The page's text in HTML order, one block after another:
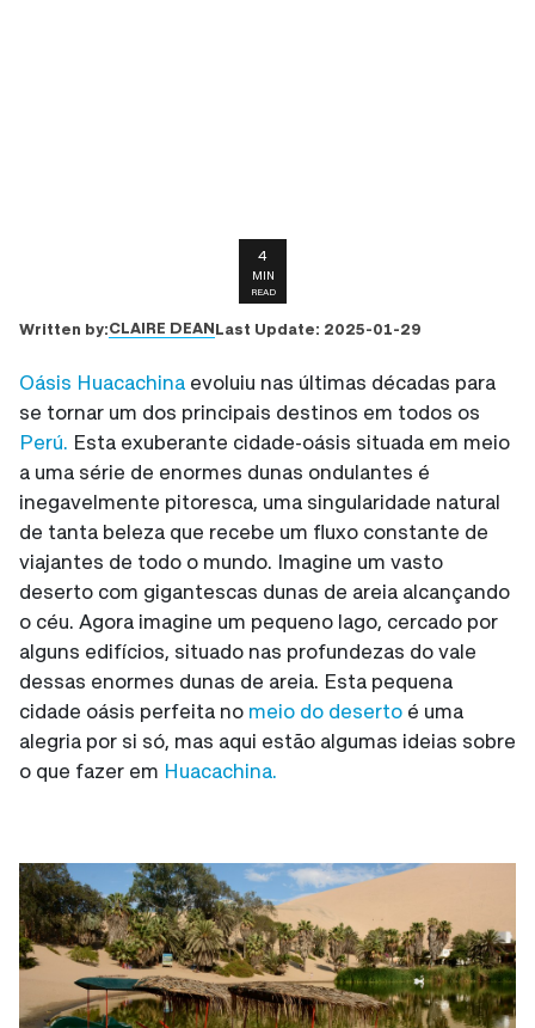
4
MIN
READ
Written by:CLAIRE DEANLast Update: 2025-01-29
Oásis Huacachina evoluiu nas últimas décadas para
se tornar um dos principais destinos em todos os
Perú. Esta exuberante cidade-oásis situada em meio
a uma série de enormes dunas ondulantes é
inegavelmente pitoresca, uma singularidade natural
de tanta beleza que recebe um fluxo constante de
viajantes de todo o mundo. Imagine um vasto
deserto com gigantescas dunas de areia alcançando
o céu. Agora imagine um pequeno lago, cercado por
alguns edifícios, situado nas profundezas do vale
dessas enormes dunas de areia. Esta pequena
cidade oásis perfeita no meio do deserto é uma
alegria por si só, mas aqui estão algumas ideias sobre
o que fazer em Huacachina.